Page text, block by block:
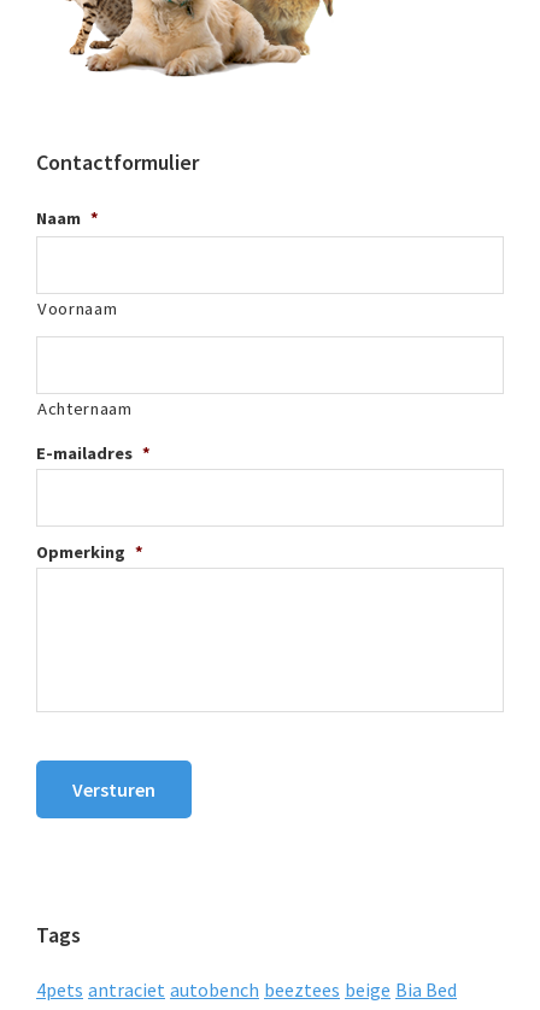
Contactformulier
Naam *
Voornaam
Achternaam
E-mailadres *
Opmerking *
Versturen
Tags
4pets antraciet autobench beeztees beige Bia Bed